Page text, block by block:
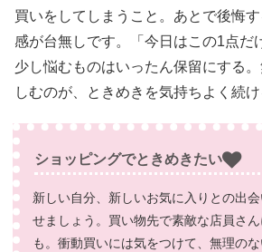
買いをしてしまうこと。あとで後悔
感が台無しです。「今日はこの1点だ
少し悩むものはいったん保留にする
しむのが、ときめきを気持ちよく続け
ショッピングでときめきたい
新しい自分、新しいお気に入りとの出
せましょう。買い物先で素敵な店員さ
も。衝動買いには気をつけて、無理のな